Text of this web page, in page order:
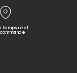
temps réel